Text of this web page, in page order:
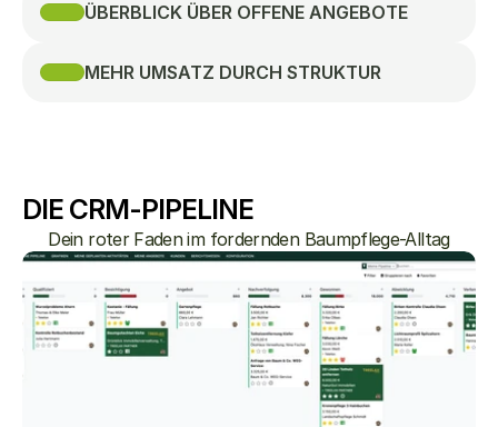
ÜBERBLICK ÜBER OFFENE ANGEBOTE
MEHR UMSATZ DURCH STRUKTUR
DIE CRM-PIPELINE
Dein roter Faden im fordernden Baumpflege-Alltag